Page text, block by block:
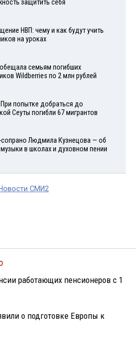
защитить себя
НВП: чему и как будут учить
на уроках
семьям погибших
Wildberries по 2 млн рублей
При попытке добраться до
Сеуты погибли 67 мигрантов
Людмила Кузнецова — об
в школах и духовном пении
СМИ2
работающих пенсионеров с 1
о подготовке Европы к